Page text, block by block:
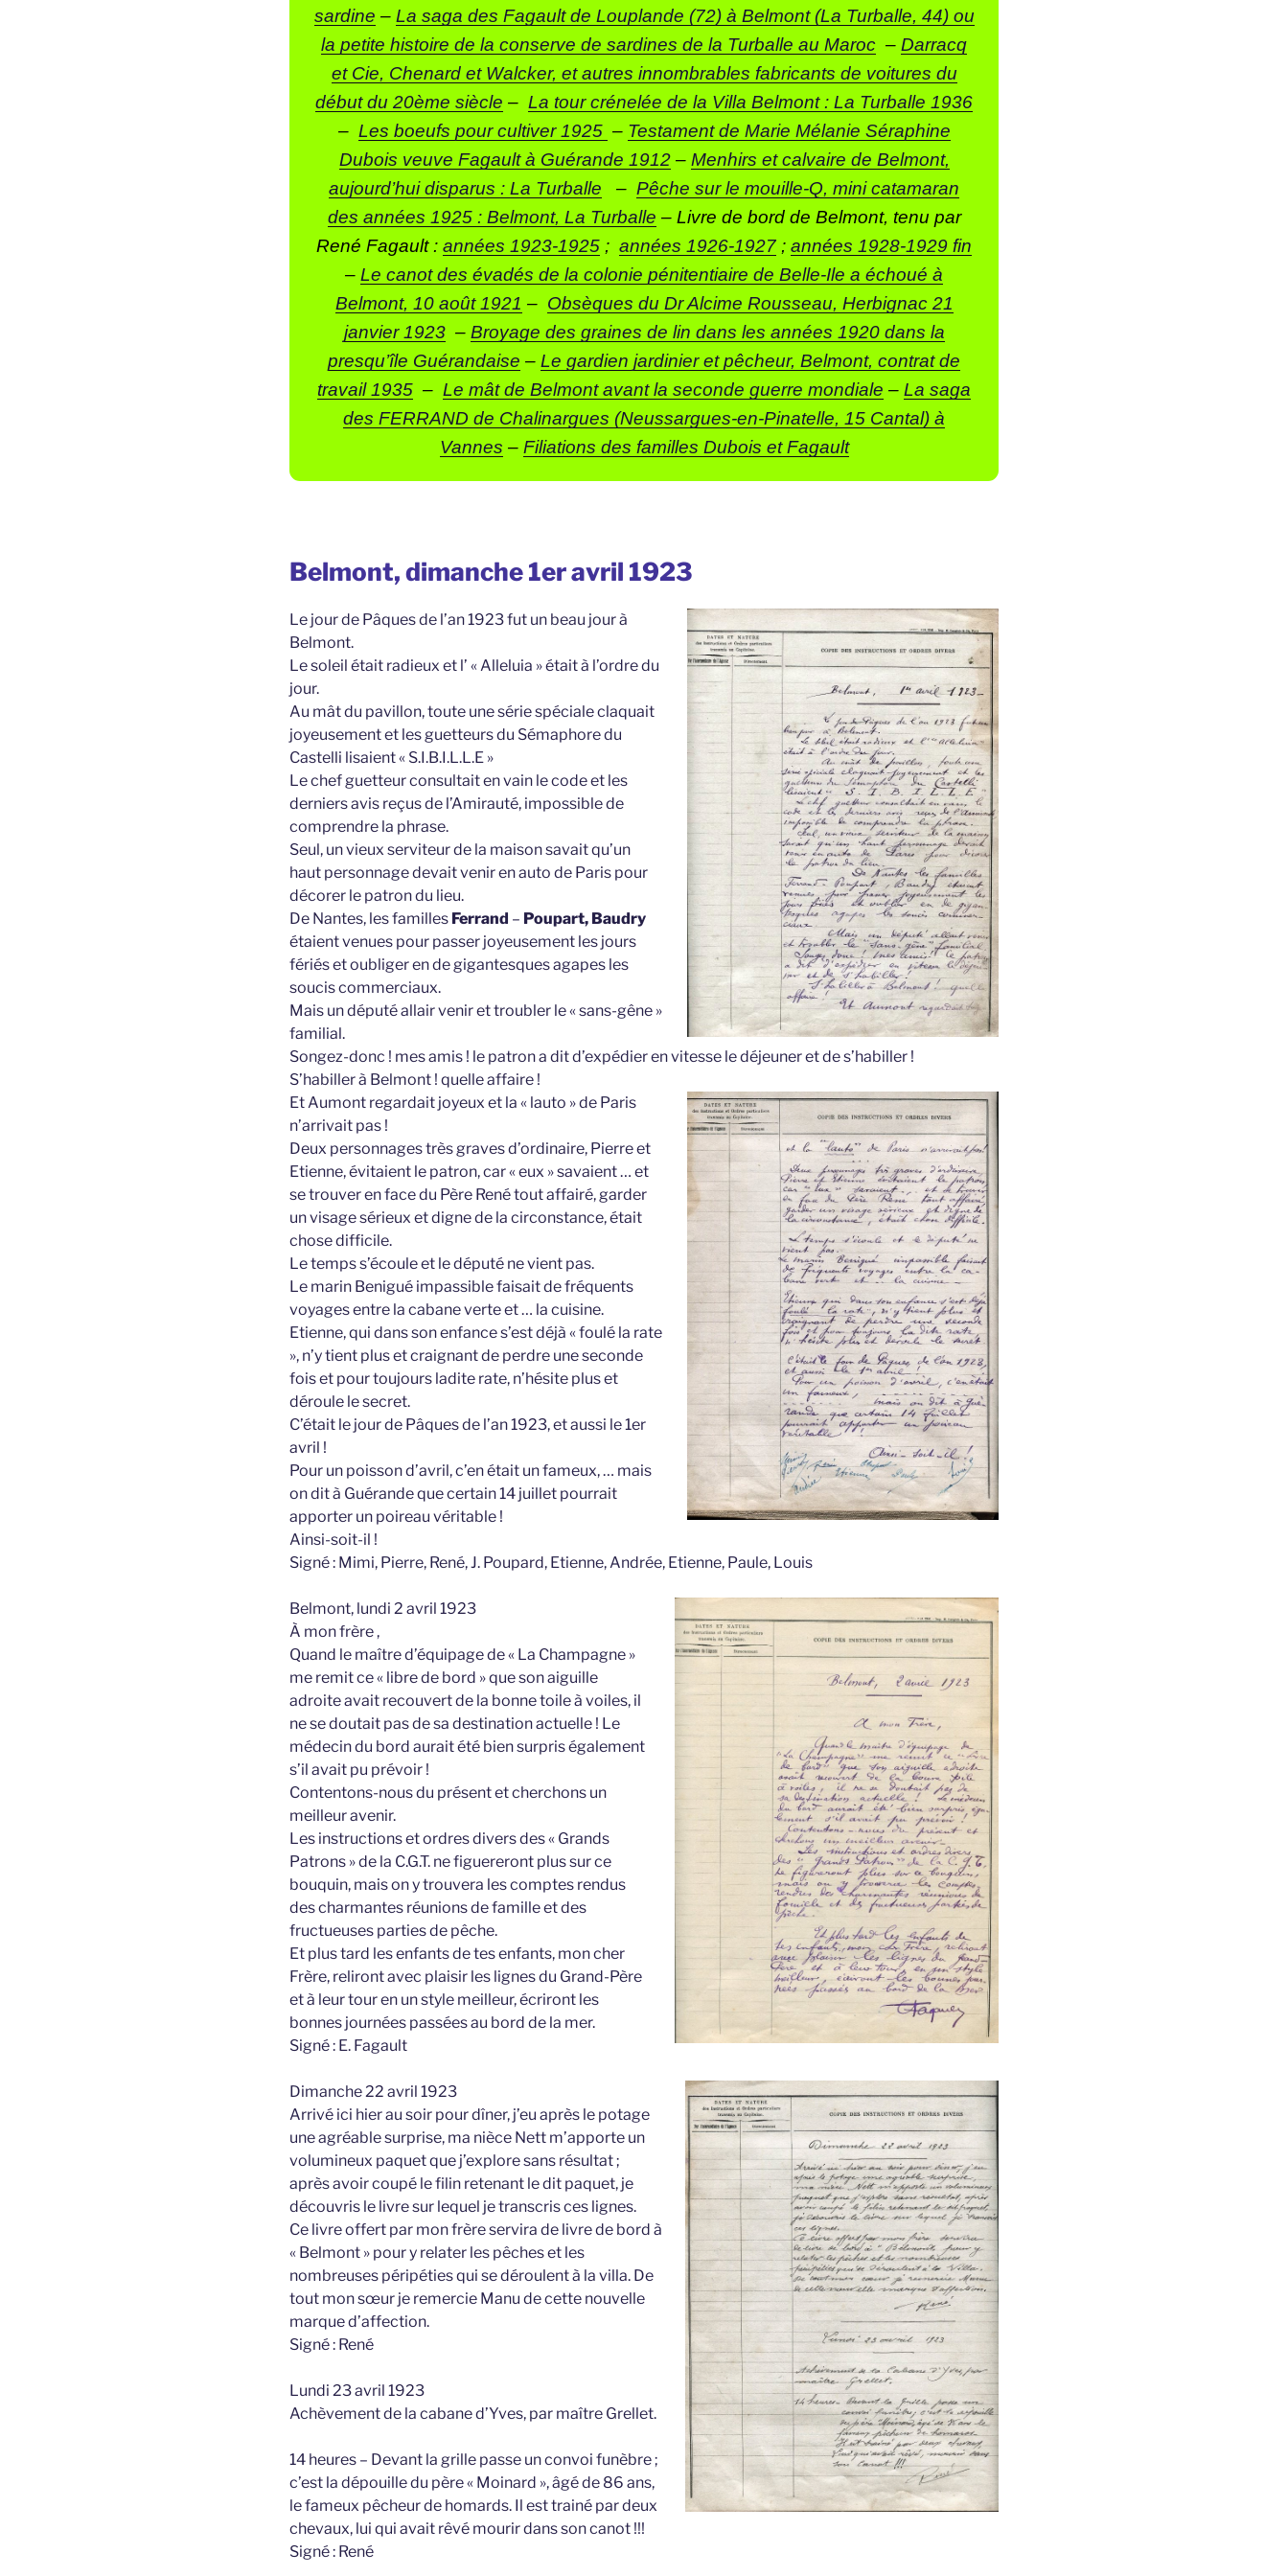
sardine – La saga des Fagault de Louplande (72) à Belmont (La Turballe, 44) ou
la petite histoire de la conserve de sardines de la Turballe au Maroc – Darracq
et Cie, Chenard et Walcker, et autres innombrables fabricants de voitures du
début du 20ème siècle – La tour crénelée de la Villa Belmont : La Turballe 1936
– Les boeufs pour cultiver 1925 – Testament de Marie Mélanie Séraphine
Dubois veuve Fagault à Guérande 1912– Menhirs et calvaire de Belmont,
aujourd’hui disparus : La Turballe – Pêche sur le mouille-Q, mini catamaran
des années 1925 : Belmont, La Turballe – Livre de bord de Belmont, tenu par
René Fagault : années 1923-1925 ; années 1926-1927 ; années 1928-1929 fin
– Le canot des évadés de la colonie pénitentiaire de Belle-Ile a échoué à
Belmont, 10 août 1921 – Obsèques du Dr Alcime Rousseau, Herbignac 21
janvier 1923– Broyage des graines de lin dans les années 1920 dans la
presqu’île Guérandaise – Le gardien jardinier et pêcheur, Belmont, contrat de
travail 1935 – Le mât de Belmont avant la seconde guerre mondiale – La saga
des FERRAND de Chalinargues (Neussargues-en-Pinatelle, 15 Cantal) à
Vannes – Filiations des familles Dubois et Fagault
Belmont, dimanche 1er avril 1923
Le jour de Pâques de l’an 1923 fut un beau jour à
Belmont.
Le soleil était radieux et l’ « Alleluia » était à l’ordre du
jour.
Au mât du pavillon, toute une série spéciale claquait
joyeusement et les guetteurs du Sémaphore du
Castelli lisaient « S.I.B.I.L.L.E »
Le chef guetteur consultait en vain le code et les
derniers avis reçus de l’Amirauté, impossible de
comprendre la phrase.
Seul, un vieux serviteur de la maison savait qu’un
haut personnage devait venir en auto de Paris pour
décorer le patron du lieu.
De Nantes, les familles Ferrand – Poupart, Baudry
étaient venues pour passer joyeusement les jours
fériés et oubliger en de gigantesques agapes les
soucis commerciaux.
Mais un député allair venir et troubler le « sans-gêne »
familial.
Songez-donc ! mes amis ! le patron a dit d’expédier en vitesse le déjeuner et de s’habiller !
S’habiller à Belmont ! quelle affaire !
Et Aumont regardait joyeux et la « lauto » de Paris
n’arrivait pas !
Deux personnages très graves d’ordinaire, Pierre et
Etienne, évitaient le patron, car « eux » savaient … et
se trouver en face du Père René tout affairé, garder
un visage sérieux et digne de la circonstance, était
chose difficile.
Le temps s’écoule et le député ne vient pas.
Le marin Benigué impassible faisait de fréquents
voyages entre la cabane verte et … la cuisine.
Etienne, qui dans son enfance s’est déjà « foulé la rate
», n’y tient plus et craignant de perdre une seconde
fois et pour toujours ladite rate, n’hésite plus et
déroule le secret.
C’était le jour de Pâques de l’an 1923, et aussi le 1er
avril !
Pour un poisson d’avril, c’en était un fameux, … mais
on dit à Guérande que certain 14 juillet pourrait
apporter un poireau véritable !
Ainsi-soit-il !
Signé : Mimi, Pierre, René, J. Poupard, Etienne, Andrée, Etienne, Paule, Louis
Belmont, lundi 2 avril 1923
À mon frère ,
Quand le maître d’équipage de « La Champagne »
me remit ce « libre de bord » que son aiguille
adroite avait recouvert de la bonne toile à voiles, il
ne se doutait pas de sa destination actuelle ! Le
médecin du bord aurait été bien surpris également
s’il avait pu prévoir !
Contentons-nous du présent et cherchons un
meilleur avenir.
Les instructions et ordres divers des « Grands
Patrons » de la C.G.T. ne figuereront plus sur ce
bouquin, mais on y trouvera les comptes rendus
des charmantes réunions de famille et des
fructueuses parties de pêche.
Et plus tard les enfants de tes enfants, mon cher
Frère, reliront avec plaisir les lignes du Grand-Père
et à leur tour en un style meilleur, écriront les
bonnes journées passées au bord de la mer.
Signé : E. Fagault
Dimanche 22 avril 1923
Arrivé ici hier au soir pour dîner, j’eu après le potage
une agréable surprise, ma nièce Nett m’apporte un
volumineux paquet que j’explore sans résultat ;
après avoir coupé le filin retenant le dit paquet, je
découvris le livre sur lequel je transcris ces lignes.
Ce livre offert par mon frère servira de livre de bord à
« Belmont » pour y relater les pêches et les
nombreuses péripéties qui se déroulent à la villa. De
tout mon sœur je remercie Manu de cette nouvelle
marque d’affection.
Signé : René
Lundi 23 avril 1923
Achèvement de la cabane d’Yves, par maître Grellet.
14 heures – Devant la grille passe un convoi funèbre ;
c’est la dépouille du père « Moinard », âgé de 86 ans,
le fameux pêcheur de homards. Il est trainé par deux
chevaux, lui qui avait rêvé mourir dans son canot !!!
Signé : René